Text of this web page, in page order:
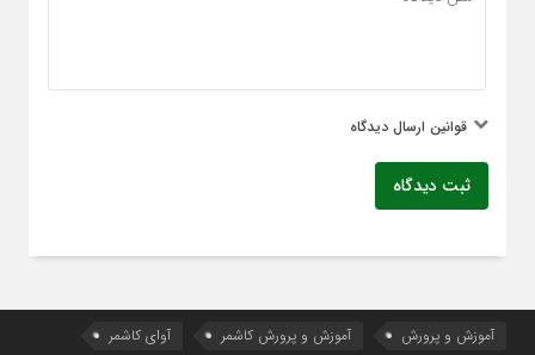
قوانین ارسال دیدگاه
ثبت دیدگاه
آموزش و پرورش آموزش و پرورش کاشمر
آوای کاشمر